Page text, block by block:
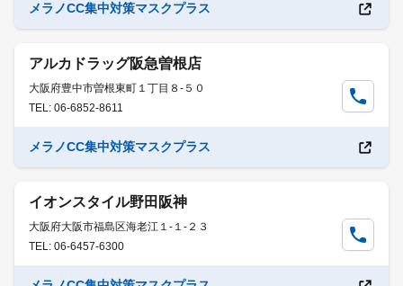
メラノCC集中対策マスクプラス
アルカドラッグ阪急曽根店
大阪府豊中市曽根東町１丁目８-５０
TEL: 06-6852-8611
メラノCC集中対策マスクプラス
イオンスタイル野田阪神
大阪府大阪市福島区海老江１-１-２３
TEL: 06-6457-6300